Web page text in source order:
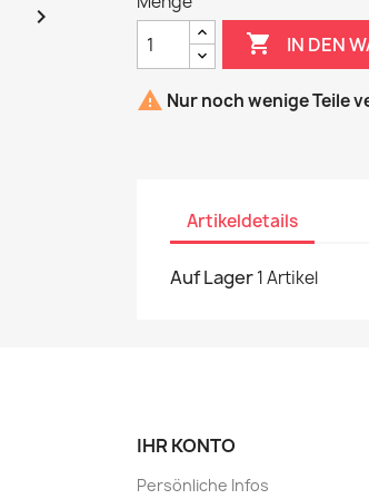

 IN DEN
 Nur noch wenige Teile
Artikeldetails
Auf Lager1 Artikel
IHR KONTO
Persönliche Infos